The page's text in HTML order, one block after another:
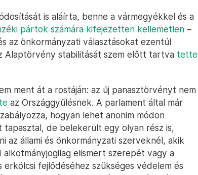
is aláírta, benne a vármegyékkel és a
pártok számára kifejezetten kellemetlen –
az önkormányzati választásokat ezentúl
Alaptörvény stabilitását szem előtt tartva tette
ment át a rostáján: az új panasztörvényt nem
az Országgyűlésnek. A parlament által már
hogyan lehet anonim módon
de belekerült egy olyan rész is,
az állami és önkormányzati szerveknél, akik
alkotmányjogilag elismert szerepét vagy a
fejlődéséhez szükséges védelem és